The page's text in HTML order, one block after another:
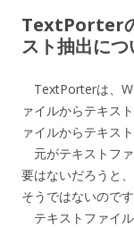
TextPorter
スト抽出につ
TextPorterは、
ァイルからテキス
ァイルからテキス
元がテキストフ
要はないだろうと
そうではないのです
テキストファイ